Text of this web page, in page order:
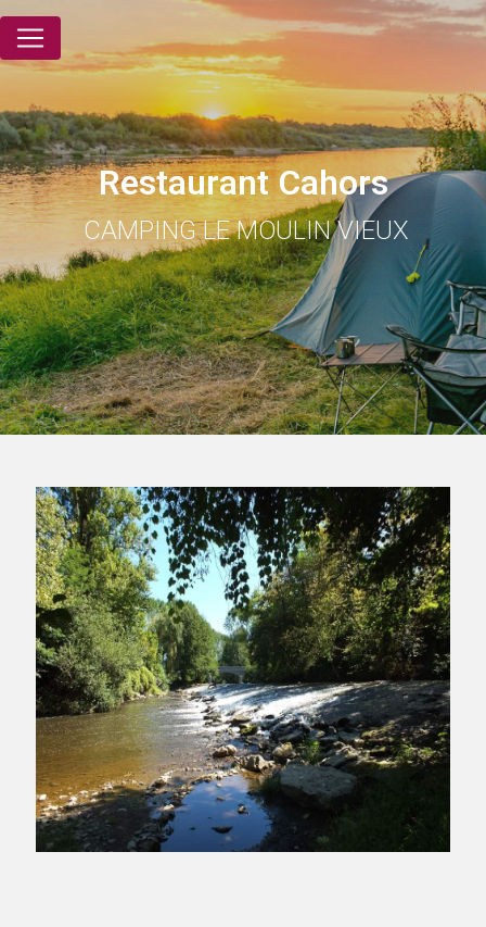
Restaurant Cahors
CAMPING LE MOULIN VIEUX
Panneau de gestion des cookies